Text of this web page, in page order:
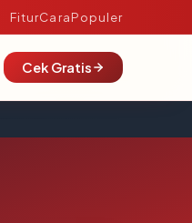
FiturCaraPopuler
Cek Gratis